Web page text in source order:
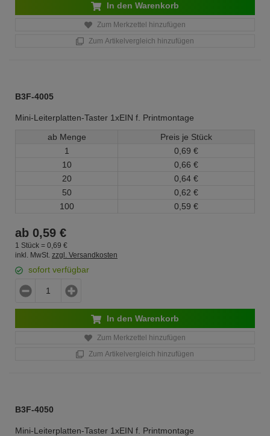
In den Warenkorb
Zum Merkzettel hinzufügen
Zum Artikelvergleich hinzufügen
B3F-4005
Mini-Leiterplatten-Taster 1xEIN f. Printmontage
ab Menge
Preis je Stück
1
0, 69 €
10
0, 66 €
20
0, 64 €
50
0, 62 €
100
0, 59 €
ab 0,59 €
1 Stück = 0, 69 €
inkl. MwSt. zzgl. Versandkosten
sofort verfügbar
In den Warenkorb
Zum Merkzettel hinzufügen
Zum Artikelvergleich hinzufügen
B3F-4050
Mini-Leiterplatten-Taster 1xEIN f. Printmontage